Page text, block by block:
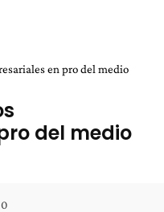
en pro del medio
del medio
0